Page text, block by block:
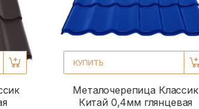
КУПИТЬ
Металочерепица Классик
Китай 0,4мм глянцевая